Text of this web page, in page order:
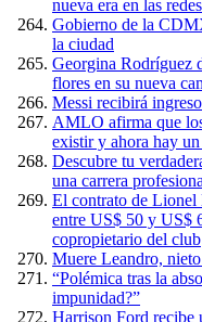
nueva era en las
Gobierno de la
la ciudad
Georgina Rodríguez
flores en su nueva
Messi recibirá
AMLO afirma que
existir y ahora hay
Descubre tu
una carrera
El contrato de Lionel
entre US$ 50 y US$
copropietario del club
Muere Leandro,
“Polémica tras la
impunidad?”
Harrison Ford recibe